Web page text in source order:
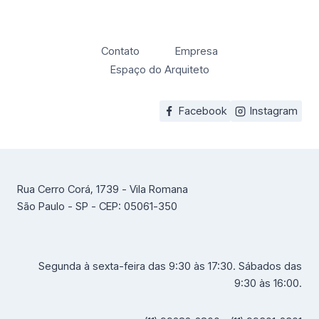
Contato
Empresa
Espaço do Arquiteto
Facebook Instagram
Rua Cerro Corá, 1739 - Vila Romana
São Paulo - SP - CEP: 05061-350
Segunda à sexta-feira das 9:30 às 17:30. Sábados das
9:30 às 16:00.